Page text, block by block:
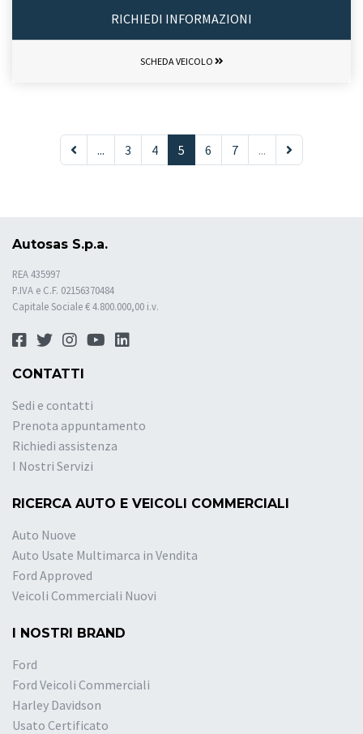
RICHIEDI INFORMAZIONI
SCHEDA VEICOLO
... 3 4 5 6 7 ...
Autosas S.p.a.
REA 435997
P.IVA e C.F. 02156370484
Capitale Sociale € 4.800.000,00 i.v.
CONTATTI
Sedi e contatti
Prenota appuntamento
Richiedi assistenza
I Nostri Servizi
RICERCA AUTO E VEICOLI COMMERCIALI
Auto Nuove
Auto Usate Multimarca in Vendita
Ford Approved
Veicoli Commerciali Nuovi
I NOSTRI BRAND
Ford
Ford Veicoli Commerciali
Harley Davidson
Usato Certificato